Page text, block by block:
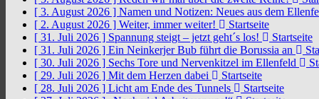
[ 3. August 2026 ] Namen und Notizen: Neues aus dem
[ 2. August 2026 ] Weiter, immer weiter!
Startseite
[ 31. Juli 2026 ] Spannung steigt – jetzt geht´s los!
Startseite
[ 31. Juli 2026 ] Ein Neinkerjer Bub führt die Borussia an
[ 30. Juli 2026 ] Sechs Tore und Nervenkitzel im Ellenfeld
[ 29. Juli 2026 ] Mit dem Herzen dabei
Startseite
[ 28. Juli 2026 ] Licht am Ende des Tunnels
Startseite